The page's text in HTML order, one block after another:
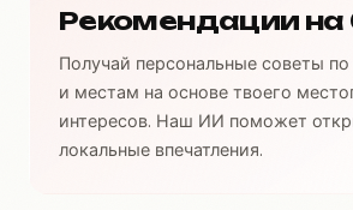
Рекомендации на
Получай персональные советы
и местам на основе твоего
интересов. Наш ИИ поможет
локальные впечатления.